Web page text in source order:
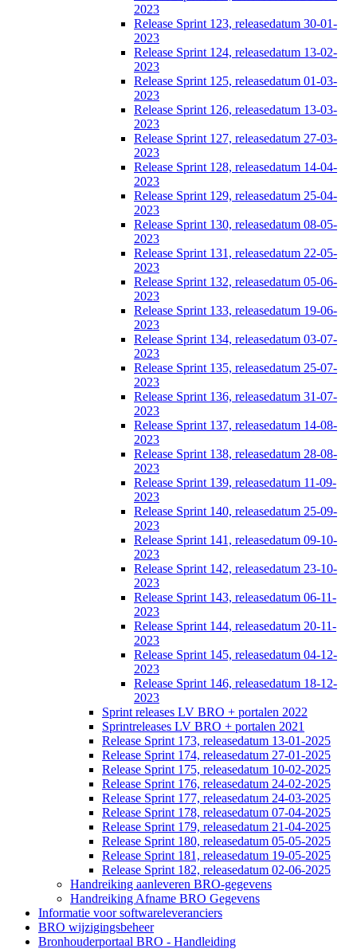
2023
Release Sprint 123, releasedatum 30-01-
2023
Release Sprint 124, releasedatum 13-02-
2023
Release Sprint 125, releasedatum 01-03-
2023
Release Sprint 126, releasedatum 13-03-
2023
Release Sprint 127, releasedatum 27-03-
2023
Release Sprint 128, releasedatum 14-04-
2023
Release Sprint 129, releasedatum 25-04-
2023
Release Sprint 130, releasedatum 08-05-
2023
Release Sprint 131, releasedatum 22-05-
2023
Release Sprint 132, releasedatum 05-06-
2023
Release Sprint 133, releasedatum 19-06-
2023
Release Sprint 134, releasedatum 03-07-
2023
Release Sprint 135, releasedatum 25-07-
2023
Release Sprint 136, releasedatum 31-07-
2023
Release Sprint 137, releasedatum 14-08-
2023
Release Sprint 138, releasedatum 28-08-
2023
Release Sprint 139, releasedatum 11-09-
2023
Release Sprint 140, releasedatum 25-09-
2023
Release Sprint 141, releasedatum 09-10-
2023
Release Sprint 142, releasedatum 23-10-
2023
Release Sprint 143, releasedatum 06-11-
2023
Release Sprint 144, releasedatum 20-11-
2023
Release Sprint 145, releasedatum 04-12-
2023
Release Sprint 146, releasedatum 18-12-
2023
Sprint releases LV BRO + portalen 2022
Sprintreleases LV BRO + portalen 2021
Release Sprint 173, releasedatum 13-01-2025
Release Sprint 174, releasedatum 27-01-2025
Release Sprint 175, releasedatum 10-02-2025
Release Sprint 176, releasedatum 24-02-2025
Release Sprint 177, releasedatum 24-03-2025
Release Sprint 178, releasedatum 07-04-2025
Release Sprint 179, releasedatum 21-04-2025
Release Sprint 180, releasedatum 05-05-2025
Release Sprint 181, releasedatum 19-05-2025
Release Sprint 182, releasedatum 02-06-2025
Handreiking aanleveren BRO-gegevens
Handreiking Afname BRO Gegevens
Informatie voor softwareleveranciers
BRO wijzigingsbeheer
Bronhouderportaal BRO - Handleiding